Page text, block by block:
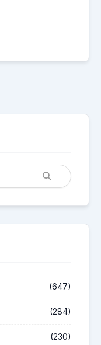
(647)
(284)
(230)